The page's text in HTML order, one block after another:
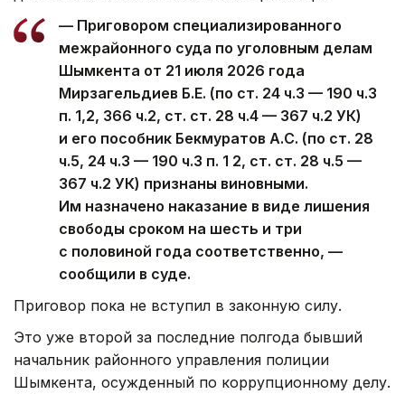
— Приговором специализированного
межрайонного суда по уголовным делам
Шымкента от 21 июля 2026 года
Мирзагельдиев Б.Е. (по ст. 24 ч.3 — 190 ч.3
п. 1,2, 366 ч.2, ст. ст. 28 ч.4 — 367 ч.2 УК)
и его пособник Бекмуратов А.С. (по ст. 28
ч.5, 24 ч.3 — 190 ч.3 п. 1 2, ст. ст. 28 ч.5 —
367 ч.2 УК) признаны виновными.
Им назначено наказание в виде лишения
свободы сроком на шесть и три
с половиной года соответственно, —
сообщили в суде.
Приговор пока не вступил в законную силу.
Это уже второй за последние полгода бывший
начальник районного управления полиции
Шымкента, осужденный по коррупционному делу.